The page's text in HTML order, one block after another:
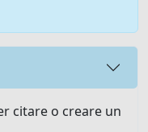
citare o creare un